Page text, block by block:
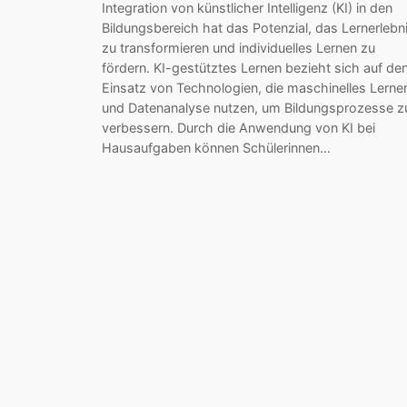
Integration von künstlicher Intelligenz (KI) in den
Bildungsbereich hat das Potenzial, das
zu transformieren und individuelles Lernen zu
fördern. KI-gestütztes Lernen bezieht sich auf
Einsatz von Technologien, die maschinelles
und Datenanalyse nutzen, um Bildungsprozesse
verbessern. Durch die Anwendung von KI bei
Hausaufgaben können Schülerinnen…